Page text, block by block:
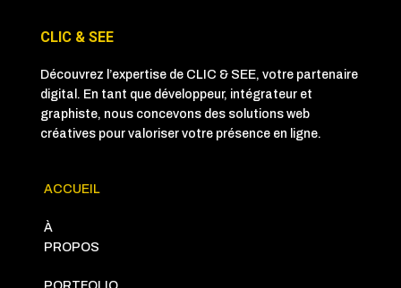
CLIC & SEE
Découvrez l’expertise de CLIC & SEE, votre partenaire
digital. En tant que développeur, intégrateur et
graphiste, nous concevons des solutions web
créatives pour valoriser votre présence en ligne.
ACCUEIL
À
PROPOS